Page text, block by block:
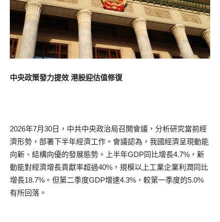
中央政策發力提效 港股迎估值修復
2026年7月30日，中共中央政治局召開會議，分析研究當前經
濟形勢，部署下半年經濟工作。會議認為，我國經濟呈現動能
向新、結構向優的發展態勢。上半年GDP同比增長4.7%，新
動能對經濟增長貢獻率超過40%，規模以上工業企業利潤同比
增長18.7%。但第二季度GDP增速4.3%，較第一季度的5.0%
有所回落。